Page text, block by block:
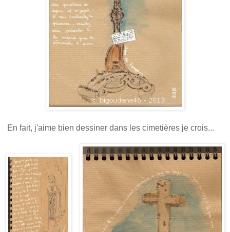
En fait, j'aime bien dessiner dans les cimetières je crois...